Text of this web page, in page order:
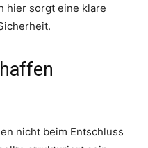
hier sorgt eine klare
nicht beim Entschluss